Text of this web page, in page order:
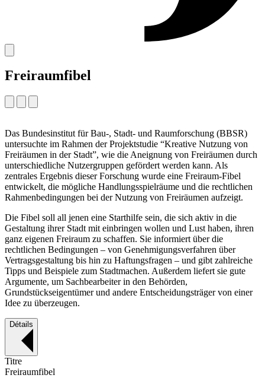
Freiraumfibel
Das Bundesinstitut für Bau-, Stadt- und Raumforschung (BBSR)
untersuchte im Rahmen der Projektstudie “Kreative Nutzung von
Freiräumen in der Stadt”, wie die Aneignung von Freiräumen durch
unterschiedliche Nutzergruppen gefördert werden kann. Als
zentrales Ergebnis dieser Forschung wurde eine Freiraum-Fibel
entwickelt, die mögliche Handlungsspielräume und die rechtlichen
Rahmenbedingungen bei der Nutzung von Freiräumen aufzeigt.
Die Fibel soll all jenen eine Starthilfe sein, die sich aktiv in die
Gestaltung ihrer Stadt mit einbringen wollen und Lust haben, ihren
ganz eigenen Freiraum zu schaffen. Sie informiert über die
rechtlichen Bedingungen – von Genehmigungsverfahren über
Vertragsgestaltung bis hin zu Haftungsfragen – und gibt zahlreiche
Tipps und Beispiele zum Stadtmachen. Außerdem liefert sie gute
Argumente, um Sachbearbeiter in den Behörden,
Grundstückseigentümer und andere Entscheidungsträger von einer
Idee zu überzeugen.
Détails
Titre
Freiraumfibel